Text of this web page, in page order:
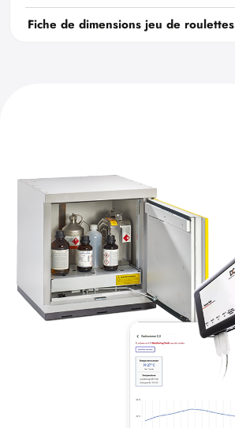
Fiche de dimensions jeu de roulettes